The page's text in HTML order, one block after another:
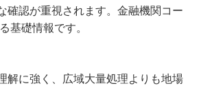
確認が重視されます。金融機関コー
基礎情報です。
解に強く、広域大量処理よりも地場